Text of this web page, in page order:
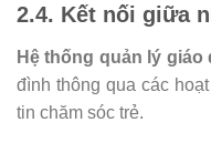
2.4. Kết nối giữa
Hệ thống quản lý giáo
đình thông qua các
tin chăm sóc trẻ.